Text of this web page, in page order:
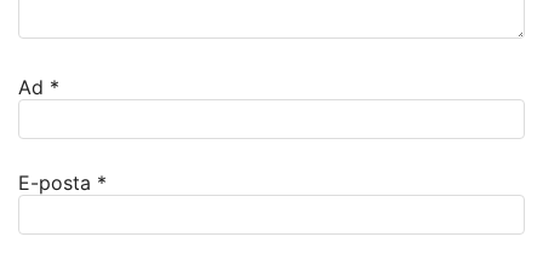
Ad *
E-posta *